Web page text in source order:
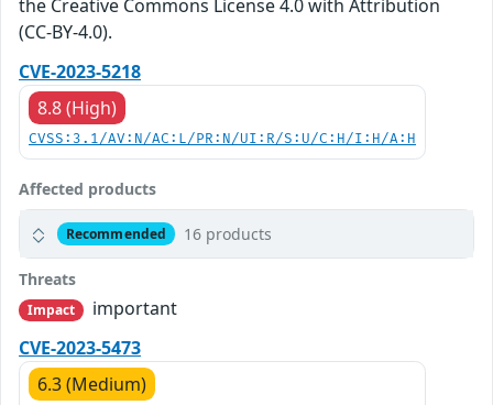
the Creative Commons License 4.0 with Attribution
(CC-BY-4.0).
CVE-2023-5218
8.8 (High)
CVSS:3.1/AV:N/AC:L/PR:N/UI:R/S:U/C:H/I:H/A:H
Affected products
Recommended 16 products
Threats
Impact
important
CVE-2023-5473
6.3 (Medium)